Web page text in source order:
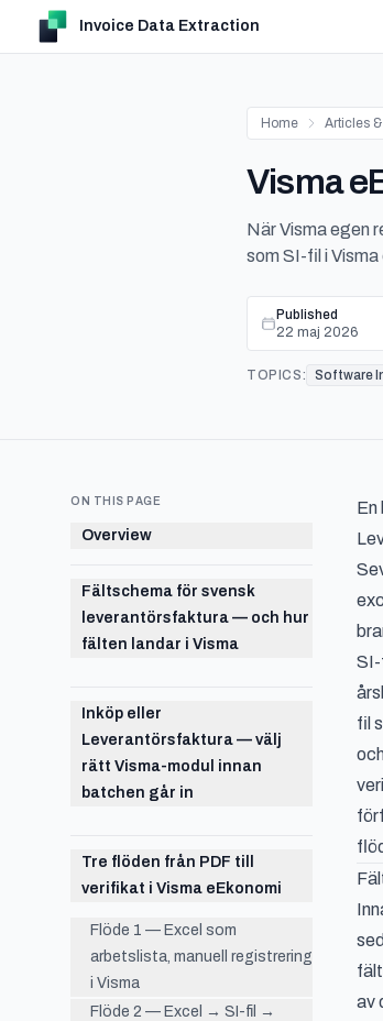
Invoice Data Extraction
Home Articles
Visma
När Visma egen
som SI-fil i Visma
Published
22 maj 2026
TOPICS: Software
ON THIS PAGE
Overview
Fältschema för svensk
leverantörsfaktura — och hur
fälten landar i Visma
Inköp eller
Leverantörsfaktura — välj
rätt Visma-modul innan
batchen går in
Tre flöden från PDF till
verifikat i Visma eEkonomi
Flöde 1 — Excel som
arbetslista, manuell registrering
i Visma
Flöde 2 — Excel → SI-fil →
En
SI-
fil
av